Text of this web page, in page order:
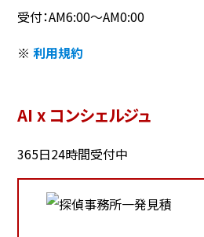
受付：AM6:00～AM0:00
※利用規約
AI x コンシェルジュ
365日24時間受付中